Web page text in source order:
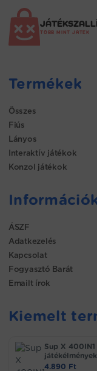
TÖBB MINT JÁTÉK
Termékek
Összes
Fiús
Lányos
Interaktív játékok
Konzol játékok
ÁSZF
Adatkezelés
Kapcsolat
Fogyasztó Barát
Emailt írok
Kiemelt
Sup X
4.890 Ft